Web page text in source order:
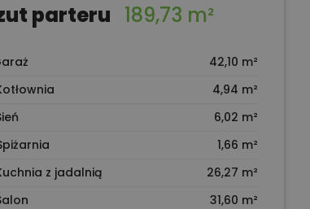
parteru 189,73 m²
42,10 m²
4,94 m²
6,02 m²
1,66 m²
z jadalnią
26,27 m²
31,60 m²